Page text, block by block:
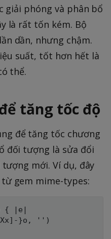
giải phóng và phân bổ
là rất tốn kém. Bộ
dần, nhưng chậm.
suất, tốt hơn hết là
thể.
tăng tốc độ
để tăng tốc chương
đối tượng là sửa đổi
mới. Ví dụ, đây
gem mime-types:
{ |e|
}o, '')